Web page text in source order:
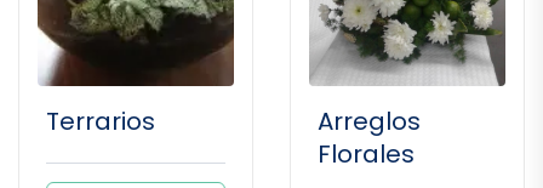
Terrarios
Arreglos
Florales